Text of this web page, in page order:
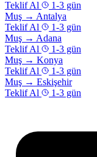
Teklif Al
1-3 gün
Muş → Antalya
Teklif Al
1-3 gün
Muş → Adana
Teklif Al
1-3 gün
Muş → Konya
Teklif Al
1-3 gün
Muş → Eskişehir
Teklif Al
1-3 gün